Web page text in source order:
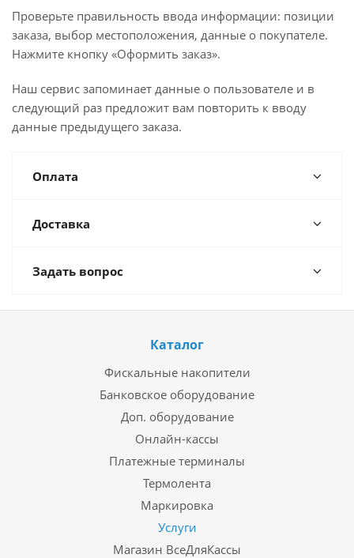
Проверьте правильность ввода информации: позиции
заказа, выбор местоположения, данные о покупателе.
Нажмите кнопку «Оформить заказ».
Наш сервис запоминает данные о пользователе и в
следующий раз предложит вам повторить к вводу
данные предыдущего заказа.
Оплата
Доставка
Задать вопрос
Каталог
Фискальные накопители
Банковское оборудование
Доп. оборудование
Онлайн-кассы
Платежные терминалы
Термолента
Маркировка
Услуги
Магазин ВсеДляКассы